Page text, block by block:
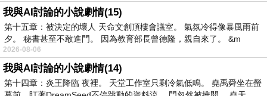
我與AI討論的小說劇情(15)
第十五章：被決定的壞人 天命文創頂樓會議室。 氣氛冷得像暴風雨前
夕。 秘書甚至不敢進門。 因為教育部長曾德隆，親自來了。 &m
2026-08-06
我與AI討論的小說劇情(14)
第十四章：炎王降臨 夜裡。 天堂工作室只剩冷氣低鳴。 堯禹舜坐在螢